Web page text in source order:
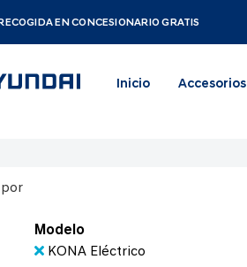
RECOGIDA EN CONCESIONARIO GRATIS
Inicio Accesorios
por
Modelo
KONA Eléctrico